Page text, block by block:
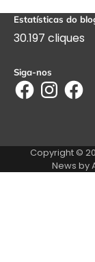
Estatísticas do
30.197 cliques
Siga-nos
FacebookInstagram
Copyright ©
News by